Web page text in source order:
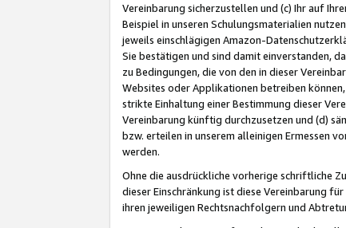
Vereinbarung sicherzustellen und (c) Ihr auf
Beispiel in unseren Schulungsmaterialien
jeweils einschlägigen Amazon-
Sie bestätigen und sind damit einverstanden,
zu Bedingungen, die von den in dieser
Websites oder Applikationen betreiben
strikte Einhaltung einer Bestimmung dieser
Vereinbarung künftig durchzusetzen und (d)
bzw. erteilen in unserem alleinigen Ermessen
werden.
Ohne die ausdrückliche vorherige schriftliche
dieser Einschränkung ist diese Vereinbarung
ihren jeweiligen Rechtsnachfolgern und